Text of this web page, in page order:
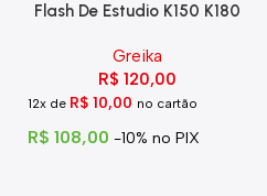
Flash De Estudio K150 K180
Greika
R$ 120,00
12x de R$ 10,00 no cartão
R$ 108,00 -10% no PIX